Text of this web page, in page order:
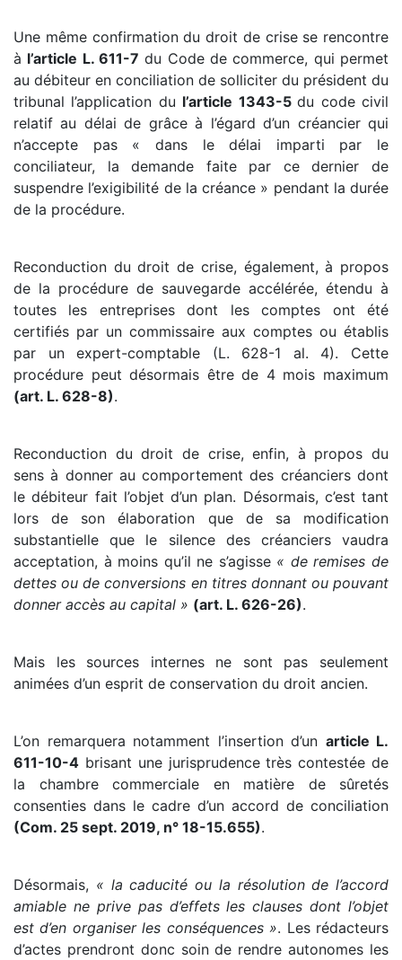
Une même confirmation du droit de crise se rencontre
à l’article L. 611-7 du Code de commerce, qui permet
au débiteur en conciliation de solliciter du président du
tribunal l’application du l’article 1343-5du code civil
relatif au délai de grâce à l’égard d’un créancier qui
n’accepte pas « dans le délai imparti par le
conciliateur, la demande faite par ce dernier de
suspendre l’exigibilité de la créance » pendant la durée
de la procédure.
Reconduction du droit de crise, également, à propos
de la procédure de sauvegarde accélérée, étendu à
toutes les entreprises dont les comptes ont été
certifiés par un commissaire aux comptes ou établis
par un expert-comptable (L. 628-1 al. 4). Cette
procédure peut désormais être de 4 mois maximum
(art. L. 628-8).
Reconduction du droit de crise, enfin, à propos du
sens à donner au comportement des créanciers dont
le débiteur fait l’objet d’un plan. Désormais, c’est tant
lors de son élaboration que de sa modification
substantielle que le silence des créanciers vaudra
acceptation, à moins qu’il ne s’agisse « de remises de
dettes ou de conversions en titres donnant ou pouvant
donner accès au capital » (art. L. 626-26).
Mais les sources internes ne sont pas seulement
animées d’un esprit de conservation du droit ancien.
L’on remarquera notamment l’insertion d’un article L.
611-10-4 brisant une jurisprudence très contestée de
la chambre commerciale en matière de sûretés
consenties dans le cadre d’un accord de conciliation
(Com. 25 sept. 2019, n° 18-15.655).
Désormais, « la caducité ou la résolution de l’accord
amiable ne prive pas d’effets les clauses dont l’objet
est d’en organiser les conséquences ». Les rédacteurs
d’actes prendront donc soin de rendre autonomes les